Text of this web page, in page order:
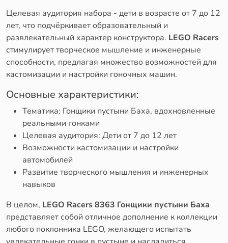
Целевая аудитория набора - дети в возрасте от 7 до 12
лет, что подчёркивает образовательный и
развлекательный характер конструктора. LEGO Racers
стимулирует творческое мышление и инженерные
способности, предлагая множество возможностей для
кастомизации и настройки гоночных машин.
Основные характеристики:
Тематика: Гонщики пустыни Баха, вдохновленные
реальными гонками
Целевая аудитория: Дети от 7 до 12 лет
Возможности кастомизации и настройки
автомобилей
Развитие творческого мышления и инженерных
навыков
В целом, LEGO Racers 8363 Гонщики пустыни Баха
представляет собой отличное дополнение к коллекции
любого поклонника LEGO, желающего испытать